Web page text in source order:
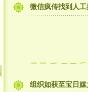
微信疯传找到人
组织如获至宝日